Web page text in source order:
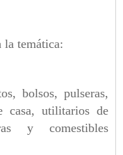
la temática:
bolsos, pulseras,
casa, utilitarios de
y comestibles